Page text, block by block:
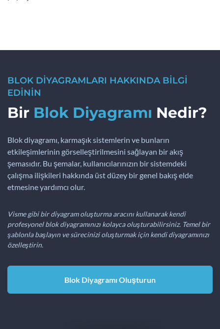
BLOK DİYAGRAMLARI HAKKINDA BİLGİ
EDİNİN
Bir Blok Diyagramı Nedir?
Blok diyagramı, karmaşık sistemlerin ve bunların
etkileşimlerinin görselleştirilmesini sağlayan bir akış
şemasıdır. Bu şemalar, kullanıcılarınızın bir sistemdeki
çalışma ilişkileri hakkında üst düzey bir genel bakış elde
etmesine yardımcı olur.
Visme gibi bir diyagram oluşturma aracını kullanarak kendi
profesyonel blok diyagramınızı kolayca oluşturabilirsiniz. Temel bir
şablonla başlayın ve sürecinizi oluşturmak için kendi diyagramınızı
özelleştirin.
Blok Diyagramı Oluşturun